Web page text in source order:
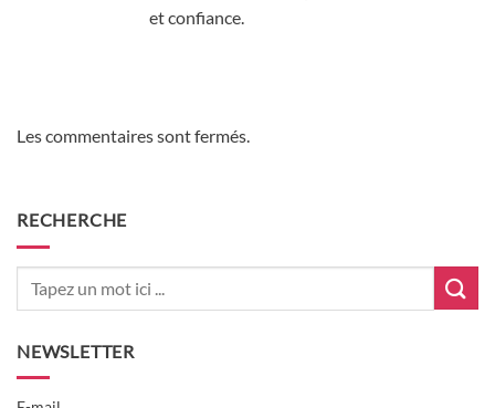
et confiance.
Les commentaires sont fermés.
RECHERCHE
NEWSLETTER